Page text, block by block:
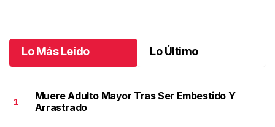
Lo Más Leído Lo Último
1
Muere Adulto Mayor Tras Ser Embestido Y
Arrastrado